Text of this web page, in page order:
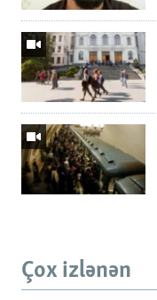
Çox izlənən